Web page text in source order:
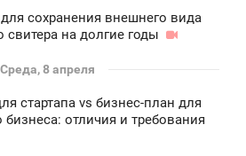
сохранения внешнего вида
свитера на долгие годы
Среда, 8 апреля
стартапа vs бизнес-план для
отличия и требования